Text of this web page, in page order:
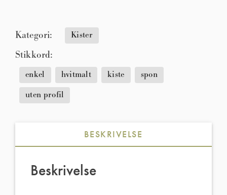
Kategori: Kister
Stikkord:
enkel hvitmalt kiste
spon
uten profil
BESKRIVELSE
Beskrivelse